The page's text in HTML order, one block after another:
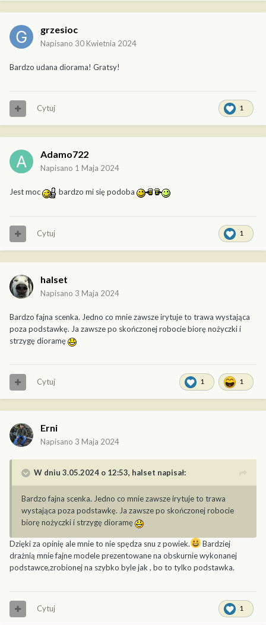
grzesioc
Napisano 30 Kwietnia 2024
Bardzo udana diorama! Gratsy!
1
Cytuj
Adamo722
Napisano 1 Maja 2024
Jest moc bardzo mi się podoba
1
Cytuj
halset
Napisano 3 Maja 2024
Bardzo fajna scenka. Jedno co mnie zawsze irytuje to trawa wystająca
poza podstawkę. Ja zawsze po skończonej robocie biorę nożyczki i
strzygę dioramę
1 1
Cytuj
Erni
Napisano 3 Maja 2024
W dniu 3.05.2024 o 12:53, halset napisał:
Bardzo fajna scenka. Jedno co mnie zawsze irytuje to trawa
wystająca poza podstawkę. Ja zawsze po skończonej robocie
biorę nożyczki i strzygę dioramę
Dzięki za opinię ale mnie to nie spędza snu z powiek.
Bardziej
drażnią mnie fajne modele prezentowane na obskurnie wykonanej
podstawce,zrobionej na szybko byle jak , bo to tylko podstawka.
1
Cytuj